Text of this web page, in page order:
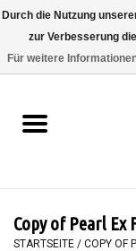
BÜCHER
MALEN
Copy of Pearl Ex
STARTSEITE / COPY OF
Durch die Nutzung
zur Verbesserung
Für weitere